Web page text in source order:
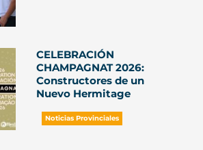
CELEBRACIÓN
CHAMPAGNAT 2026:
Constructores de un
Nuevo Hermitage
Noticias Provinciales